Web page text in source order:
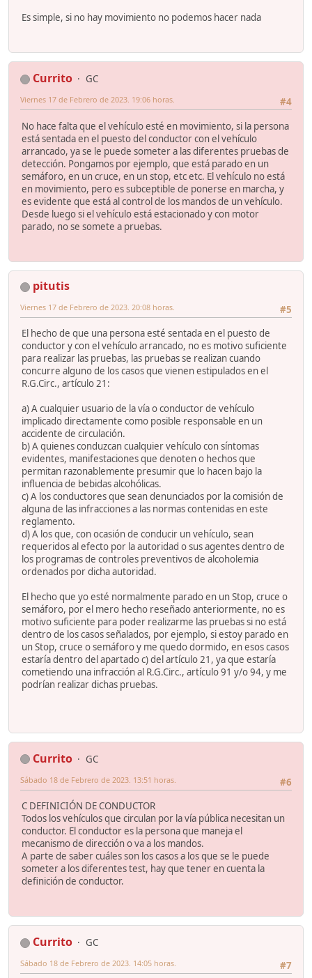
Es simple, si no hay movimiento no podemos hacer nada
Currito
GC
#4
Viernes 17 de Febrero de 2023. 19:06 horas.
No hace falta que el vehículo esté en movimiento, si la persona
está sentada en el puesto del conductor con el vehículo
arrancado, ya se le puede someter a las diferentes pruebas de
detección. Pongamos por ejemplo, que está parado en un
semáforo, en un cruce, en un stop, etc etc. El vehículo no está
en movimiento, pero es subceptible de ponerse en marcha, y
es evidente que está al control de los mandos de un vehículo.
Desde luego si el vehículo está estacionado y con motor
parado, no se somete a pruebas.
pitutis
#5
Viernes 17 de Febrero de 2023. 20:08 horas.
El hecho de que una persona esté sentada en el puesto de
conductor y con el vehículo arrancado, no es motivo suficiente
para realizar las pruebas, las pruebas se realizan cuando
concurre alguno de los casos que vienen estipulados en el
R.G.Circ., artículo 21:
a) A cualquier usuario de la vía o conductor de vehículo
implicado directamente como posible responsable en un
accidente de circulación.
b) A quienes conduzcan cualquier vehículo con síntomas
evidentes, manifestaciones que denoten o hechos que
permitan razonablemente presumir que lo hacen bajo la
influencia de bebidas alcohólicas.
c) A los conductores que sean denunciados por la comisión de
alguna de las infracciones a las normas contenidas en este
reglamento.
d) A los que, con ocasión de conducir un vehículo, sean
requeridos al efecto por la autoridad o sus agentes dentro de
los programas de controles preventivos de alcoholemia
ordenados por dicha autoridad.
El hecho que yo esté normalmente parado en un Stop, cruce o
semáforo, por el mero hecho reseñado anteriormente, no es
motivo suficiente para poder realizarme las pruebas si no está
dentro de los casos señalados, por ejemplo, si estoy parado en
un Stop, cruce o semáforo y me quedo dormido, en esos casos
estaría dentro del apartado c) del artículo 21, ya que estaría
cometiendo una infracción al R.G.Circ., artículo 91 y/o 94, y me
podrían realizar dichas pruebas.
Currito
GC
#6
Sábado 18 de Febrero de 2023. 13:51 horas.
C DEFINICIÓN DE CONDUCTOR
Todos los vehículos que circulan por la vía pública necesitan un
conductor. El conductor es la persona que maneja el
mecanismo de dirección o va a los mandos.
A parte de saber cuáles son los casos a los que se le puede
someter a los diferentes test, hay que tener en cuenta la
definición de conductor.
Currito
GC
#7
Sábado 18 de Febrero de 2023. 14:05 horas.